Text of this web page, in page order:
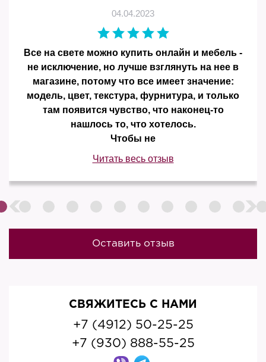
04.04.2023
Все на свете можно купить онлайн и мебель -
не исключение, но лучше взглянуть на нее в
магазине, потому что все имеет значение:
модель, цвет, текстура, фурнитура, и только
там появится чувство, что наконец-то
нашлось то, что хотелось.
Чтобы не
Читать весь отзыв
Оставить отзыв
СВЯЖИТЕСЬ С НАМИ
+7 (4912) 50-25-25
+7 (930) 888-55-25